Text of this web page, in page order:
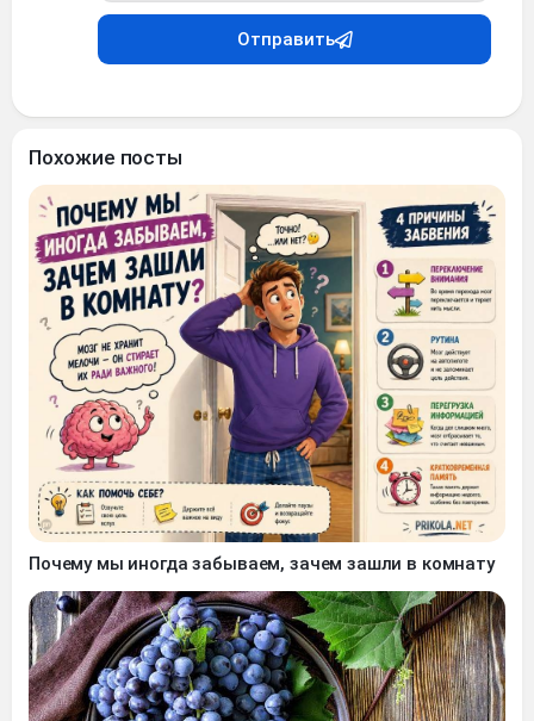
Отправить
Похожие посты
Почему мы иногда забываем, зачем зашли в комнату